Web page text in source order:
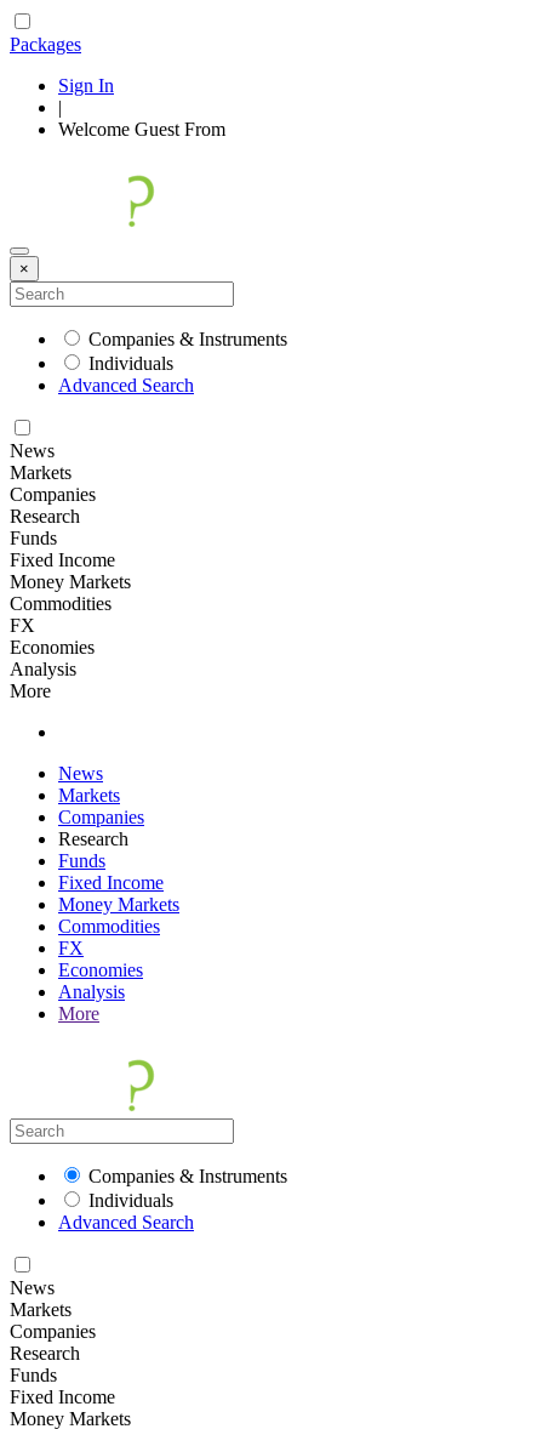
Packages
Sign In
|
Welcome Guest From
×
Companies & Instruments
Individuals
Advanced Search
News
Markets
Companies
Research
Funds
Fixed Income
Money Markets
Commodities
FX
Economies
Analysis
More
News
Markets
Companies
Research
Funds
Fixed Income
Money Markets
Commodities
FX
Economies
Analysis
More
Companies & Instruments
Individuals
Advanced Search
News
Markets
Companies
Research
Funds
Fixed Income
Money Markets